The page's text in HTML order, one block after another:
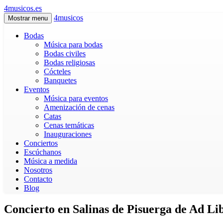
4musicos.es
Mostrar menu 4musicos
Bodas
Música para bodas
Bodas civiles
Bodas religiosas
Cócteles
Banquetes
Eventos
Música para eventos
Amenización de cenas
Catas
Cenas temáticas
Inauguraciones
Conciertos
Escúchanos
Música a medida
Nosotros
Contacto
Blog
Concierto en Salinas de Pisuerga de Ad